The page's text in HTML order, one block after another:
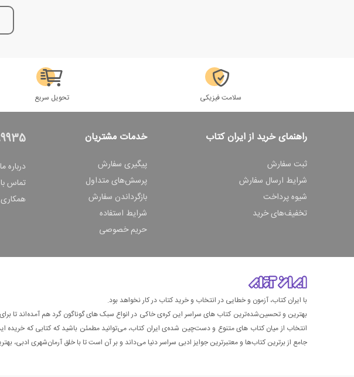
سلامت فیزیکی تحویل سریع
راهنمای خرید از ایران کتاب
ثبت سفارش
شرایط ارسال سفارش
شیوه پرداخت
تخفیف‌های خرید
خدمات مشتریان
پیگیری سفارش
پرسش‌های متداول
بازگرداندن سفارش
شرایط استفاده
حریم خصوصی
درباره ما
تماس
با ایران کتاب، آزمون و خطایی در انتخاب و خرید کتاب در کار نخواهد بود.
بهترین و تحسین‌شده‌ترین کتاب‌ های سراسر این کره‌ی خاکی در انواع سبک های گوناگون گرد هم آمده‌اند تا
انتخاب از میان کتاب های متنوع و دست‌چین شده‌ی ایران کتاب، می‌توانید مطمئن باشید که کتابی که خریده
جامع از برترین کتاب‌ها و معتبرترین جوایز ادبی سراسر دنیا می‌داند و بر آن است تا با خلق آرمان‌شهری ادبی،